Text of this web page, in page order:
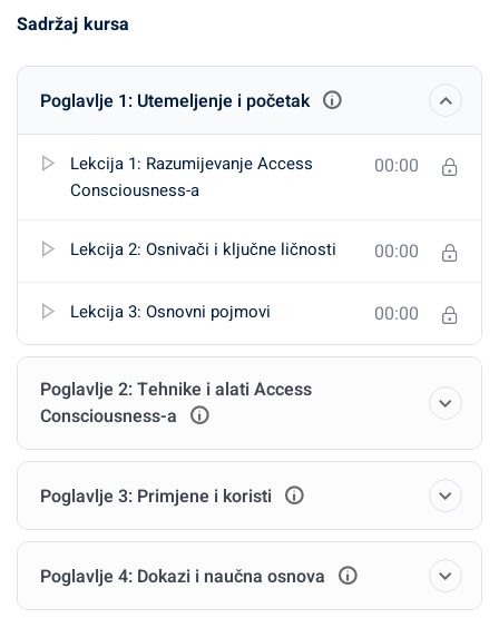
Sadržaj kursa
Poglavlje 1: Utemeljenje i početak
Lekcija 1: Razumijevanje Access
Consciousness-a
00:00
Lekcija 2: Osnivači i ključne ličnosti 00:00
Lekcija 3: Osnovni pojmovi 00:00
Poglavlje 2: Tehnike i alati Access
Consciousness-a
Poglavlje 3: Primjene i koristi
Poglavlje 4: Dokazi i naučna osnova